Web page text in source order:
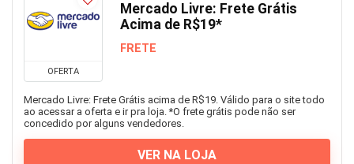
OFERTA
Mercado Livre: Frete Grátis
Acima de R$19*
FRETE
Mercado Livre: Frete Grátis acima de R$19. Válido para o site todo
ao acessar a oferta e ir pra loja. *O frete grátis pode não ser
concedido por alguns vendedores.
VER NA LOJA